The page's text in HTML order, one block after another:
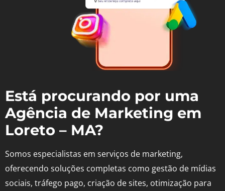
Está procurando por uma
Agência de Marketing em
Loreto – MA?
Somos especialistas em serviços de marketing,
oferecendo soluções completas como gestão de mídias
sociais, tráfego pago, criação de sites, otimização para